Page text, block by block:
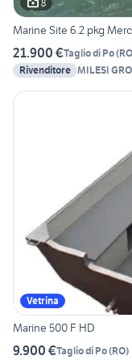
8
Marine Site 6.2 pkg
21.900 €Taglio di Po(RO
Rivenditore MILESI
Vetrina
Marine 500 F HD
9.900 €Taglio di Po(RO)